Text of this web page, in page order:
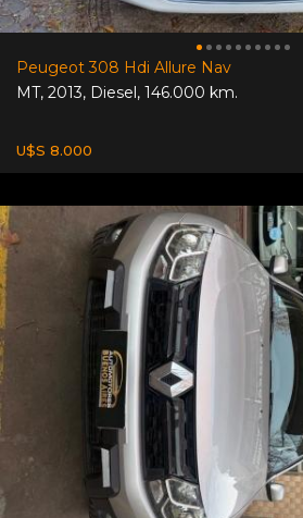
Peugeot 308 Hdi Allure Nav
MT, 2013, Diesel, 146.000 km.
U$S 8.000